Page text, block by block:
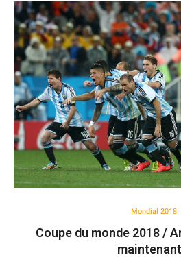
Mondial 2018
Coupe du monde 2018 /